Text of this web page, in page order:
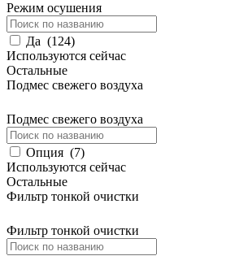
Режим осушения
Да (124)
Используются сейчас
Остальные
Подмес свежего воздуха
Подмес свежего воздуха
Опция (7)
Используются сейчас
Остальные
Фильтр тонкой очистки
Фильтр тонкой очистки